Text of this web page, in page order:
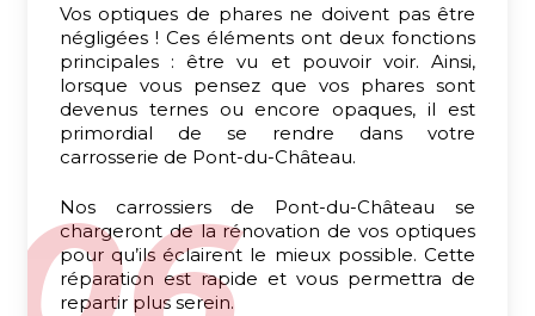
Vos optiques de phares ne doivent pas être
négligées ! Ces éléments ont deux fonctions
principales : être vu et pouvoir voir. Ainsi,
lorsque vous pensez que vos phares sont
devenus ternes ou encore opaques, il est
primordial de se rendre dans votre
carrosserie de Pont-du-Château.
Nos carrossiers de Pont-du-Château se
chargeront de la rénovation de vos optiques
pour qu’ils éclairent le mieux possible. Cette
réparation est rapide et vous permettra de
repartir plus serein.